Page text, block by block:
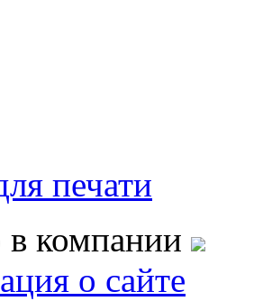
печати
в компании
о сайте